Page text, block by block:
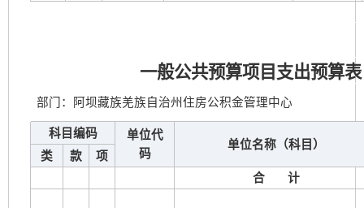
一般公共预算项目支出预算表
部门：阿坝藏族羌族自治州住房公积金管理中心
科目编码
单位代
码
单位名称（科目）
类
款
项
合 计